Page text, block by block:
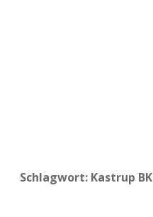
Schlagwort: Kastrup BK